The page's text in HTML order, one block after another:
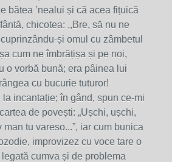
bătea ’nealui și că acea fițuică
chicotea: ,,Bre, să nu ne
și omul cu zâmbetul
cum ne îmbrățișa și pe noi,
o vorbă bună; era pâinea lui
cu bucurie tuturor!
în gând, spun ce-mi
de povești: „Ușchi, ușchi,
tu vareso...”, iar cum bunica
improvizez cu voce tare o
cumva și de problema